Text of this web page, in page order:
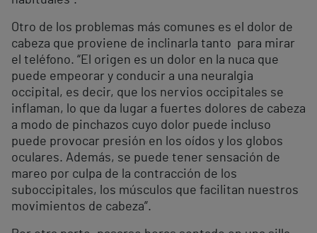
Otro de los problemas más comunes es el dolor de
cabeza que proviene de inclinarla tanto para mirar
el teléfono. “El origen es un dolor en la nuca que
puede empeorar y conducir a una neuralgia
occipital, es decir, que los nervios occipitales se
inflaman, lo que da lugar a fuertes dolores de cabeza
a modo de pinchazos cuyo dolor puede incluso
puede provocar presión en los oídos y los globos
oculares. Además, se puede tener sensación de
mareo por culpa de la contracción de los
suboccipitales, los músculos que facilitan nuestros
movimientos de cabeza”.